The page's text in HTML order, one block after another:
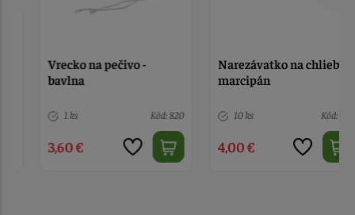
Vrecko na pečivo -
bavlna
1 ks Kód: 820
3,60 €
Narezávatko na chlieb,
marcipán
10 ks Kód: 678
4,00 €